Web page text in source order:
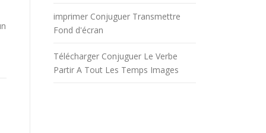
imprimer Conjuguer Transmettre
Fond d'écran
Télécharger Conjuguer Le Verbe
Partir A Tout Les Temps Images